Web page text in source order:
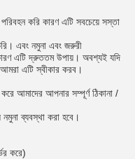
করি কারণ এটি সবচেয়ে সস্তা
এবং নমুনা এবং জরুরী
এটি দ্রুততম উপায়। অবশ্যই যদি
এটি স্বীকার করব।
আমাদের আপনার সম্পূর্ণ ঠিকানা /
ব্যবস্থা করা হবে।
করে)